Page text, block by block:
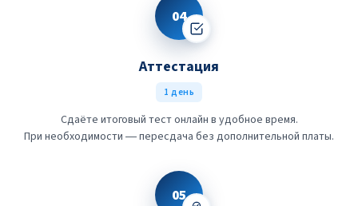
04
Аттестация
1 день
Сдаёте итоговый тест онлайн в удобное время.
При необходимости — пересдача без дополнительной платы.
05